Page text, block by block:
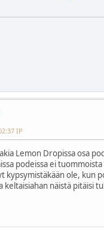
IP
Lemon Dropissa osa
podeissa ei
kypsymistäkään ole, kun
keltaisiahan näistä pitäisi